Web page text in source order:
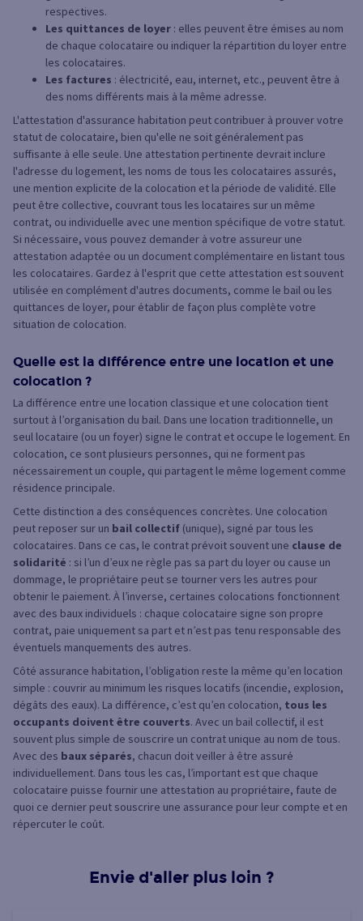
respectives.
Les quittances de loyer : elles peuvent être émises au nom
de chaque colocataire ou indiquer la répartition du loyer entre
les colocataires.
Les factures : électricité, eau, internet, etc., peuvent être à
des noms différents mais à la même adresse.
L'attestation d'assurance habitation peut contribuer à prouver votre
statut de colocataire, bien qu'elle ne soit généralement pas
suffisante à elle seule. Une attestation pertinente devrait inclure
l'adresse du logement, les noms de tous les colocataires assurés,
une mention explicite de la colocation et la période de validité. Elle
peut être collective, couvrant tous les locataires sur un même
contrat, ou individuelle avec une mention spécifique de votre statut.
Si nécessaire, vous pouvez demander à votre assureur une
attestation adaptée ou un document complémentaire en listant tous
les colocataires. Gardez à l'esprit que cette attestation est souvent
utilisée en complément d'autres documents, comme le bail ou les
quittances de loyer, pour établir de façon plus complète votre
situation de colocation.
Quelle est la différence entre une location et une
colocation ?
La différence entre une location classique et une colocation tient
surtout à l’organisation du bail. Dans une location traditionnelle, un
seul locataire (ou un foyer) signe le contrat et occupe le logement. En
colocation, ce sont plusieurs personnes, qui ne forment pas
nécessairement un couple, qui partagent le même logement comme
résidence principale.
Cette distinction a des conséquences concrètes. Une colocation
peut reposer sur un bail collectif (unique), signé par tous les
colocataires. Dans ce cas, le contrat prévoit souvent une clause de
solidarité : si l’un d’eux ne règle pas sa part du loyer ou cause un
dommage, le propriétaire peut se tourner vers les autres pour
obtenir le paiement. À l’inverse, certaines colocations fonctionnent
avec des baux individuels : chaque colocataire signe son propre
contrat, paie uniquement sa part et n’est pas tenu responsable des
éventuels manquements des autres.
Côté assurance habitation, l’obligation reste la même qu’en location
simple : couvrir au minimum les risques locatifs (incendie, explosion,
dégâts des eaux). La différence, c’est qu’en colocation, tous les
occupants doivent être couverts. Avec un bail collectif, il est
souvent plus simple de souscrire un contrat unique au nom de tous.
Avec des baux séparés, chacun doit veiller à être assuré
individuellement. Dans tous les cas, l’important est que chaque
colocataire puisse fournir une attestation au propriétaire, faute de
quoi ce dernier peut souscrire une assurance pour leur compte et en
répercuter le coût.
Envie d'aller plus loin ?